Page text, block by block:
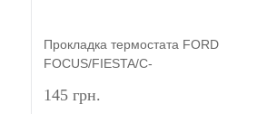
Прокладка термостата FORD
FOCUS/FIESTA/C-
145 грн.